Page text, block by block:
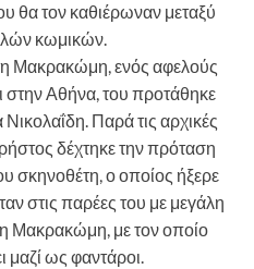
θα τον καθιέρωναν μεταξύ
κωμικών.
Μακρακώμη, ενός αφελούς
στην Αθήνα, του προτάθηκε
Παρά τις αρχικές
δέχτηκε την πρόταση
σκηνοθέτη, ο οποίος ήξερε
στις παρέες του με μεγάλη
Μακρακώμη, με τον οποίο
μαζί ως φαντάροι.